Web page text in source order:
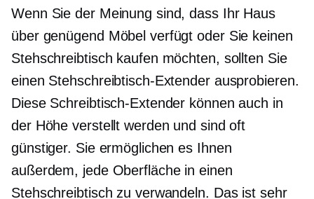
Wenn Sie der Meinung sind, dass Ihr Haus
über genügend Möbel verfügt oder Sie keinen
Stehschreibtisch kaufen möchten, sollten Sie
einen Stehschreibtisch-Extender ausprobieren.
Diese Schreibtisch-Extender können auch in
der Höhe verstellt werden und sind oft
günstiger. Sie ermöglichen es Ihnen
außerdem, jede Oberfläche in einen
Stehschreibtisch zu verwandeln. Das ist sehr